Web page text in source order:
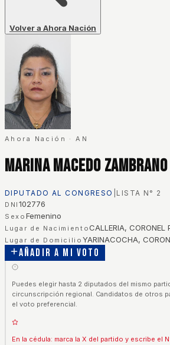
Volver a Ahora Nación
Ahora Nación ·AN
Marina Macedo Zambrano
DIPUTADO AL CONGRESO LISTA N° 2
DNI 102776
Sexo Femenino
Lugar de NacimientoCALLERIA, CORONEL
Lugar de Domicilio YARINACOCHA,
Añadir a mi voto
Puedes elegir hasta 2 diputados del mismo
circunscripción regional. Candidatos de otros
el voto preferencial.
En la cédula: marca la X del partido y escribe el